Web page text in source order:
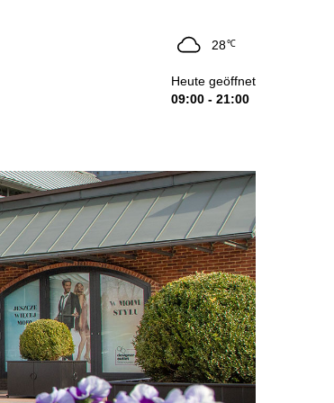
28℃
Heute geöffnet
09:00 - 21:00